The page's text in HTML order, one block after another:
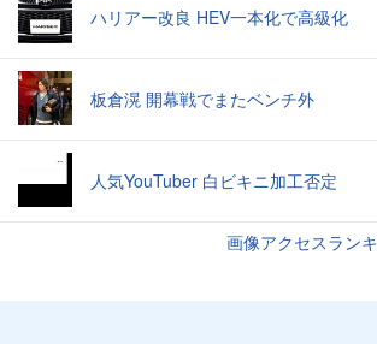
ハリアー改良 HEV一本化で高級化
板倉滉 開幕戦でまたベンチ外
人気YouTuber 白ビキニ加工否定
画像アクセスラン